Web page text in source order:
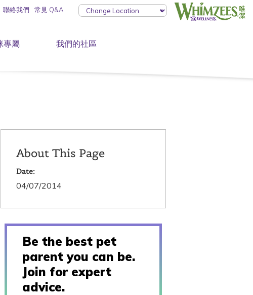
聯絡我們 常見 Q&A
專屬 我們的社區
About This Page
Date:
04/07/2014
Be the best pet
parent you can be.
Join for expert
advice.